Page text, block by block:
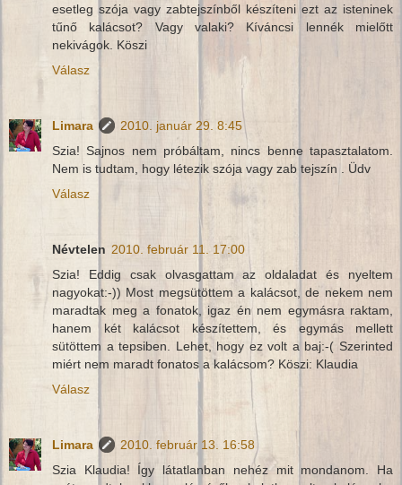
esetleg szója vagy zabtejszínből készíteni ezt az isteninek
tűnő kalácsot? Vagy valaki? Kíváncsi lennék mielőtt
nekivágok. Köszi
Válasz
Limara
2010. január 29. 8:45
Szia! Sajnos nem próbáltam, nincs benne tapasztalatom.
Nem is tudtam, hogy létezik szója vagy zab tejszín . Üdv
Válasz
Névtelen 2010. február 11. 17:00
Szia! Eddig csak olvasgattam az oldaladat és nyeltem
nagyokat:-)) Most megsütöttem a kalácsot, de nekem nem
maradtak meg a fonatok, igaz én nem egymásra raktam,
hanem két kalácsot készítettem, és egymás mellett
sütöttem a tepsiben. Lehet, hogy ez volt a baj:-( Szerinted
miért nem maradt fonatos a kalácsom? Köszi: Klaudia
Válasz
Limara
2010. február 13. 16:58
Szia Klaudia! Így látatlanban nehéz mit mondanom. Ha